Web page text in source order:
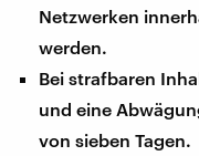
Netzwerken
werden.
Bei strafbaren
und eine
von sieben Tagen.